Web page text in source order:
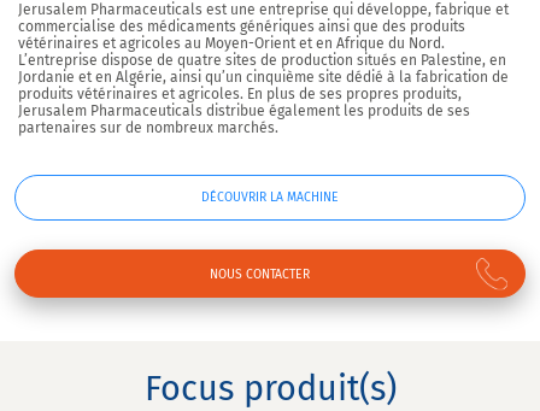
Jerusalem Pharmaceuticals est une entreprise qui développe, fabrique et
commercialise des médicaments génériques ainsi que des produits
vétérinaires et agricoles au Moyen-Orient et en Afrique du Nord.
L’entreprise dispose de quatre sites de production situés en Palestine, en
Jordanie et en Algérie, ainsi qu’un cinquième site dédié à la fabrication de
produits vétérinaires et agricoles. En plus de ses propres produits,
Jerusalem Pharmaceuticals distribue également les produits de ses
partenaires sur de nombreux marchés.
DÉCOUVRIR LA MACHINE
NOUS CONTACTER
Focus produit(s)